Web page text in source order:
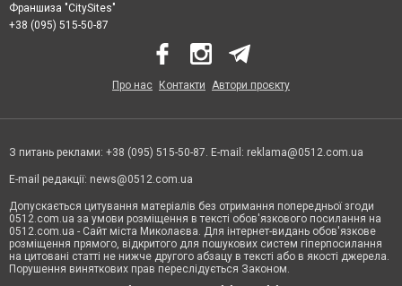
Франшиза "CitySites"
+38 (095) 515-50-87
Про нас Контакти Автори проєкту
З питань реклами: +38 (095) 515-50-87. E-mail: reklama@0512.com.ua
E-mail редакції: news@0512.com.ua
Допускається цитування матеріалів без отримання попередньої згоди
0512.com.ua за умови розміщення в тексті обов'язкового посилання на
0512.com.ua - Сайт міста Миколаєва. Для інтернет-видань обов'язкове
розміщення прямого, відкритого для пошукових систем гіперпосилання
на цитовані статті не нижче другого абзацу в тексті або в якості джерела.
Порушення виняткових прав переслідується Законом.